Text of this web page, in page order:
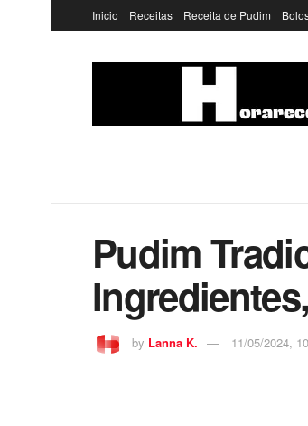
Inicio Receitas Receita de Pudim
Pudim
by Lanna K. 11/05/2024,